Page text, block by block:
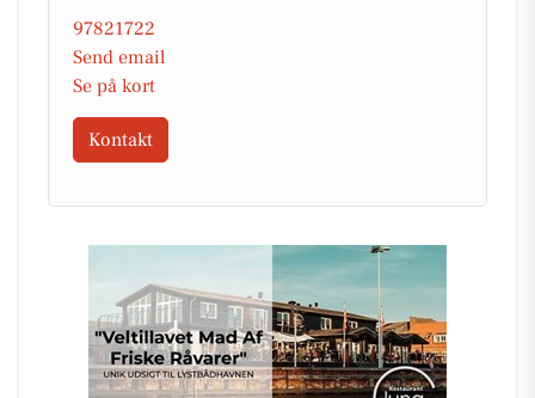
97821722
Send email
Se på kort
Kontakt